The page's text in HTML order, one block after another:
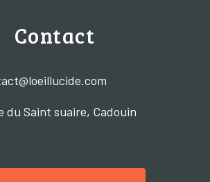
Contact
du Saint suaire, Cadouin